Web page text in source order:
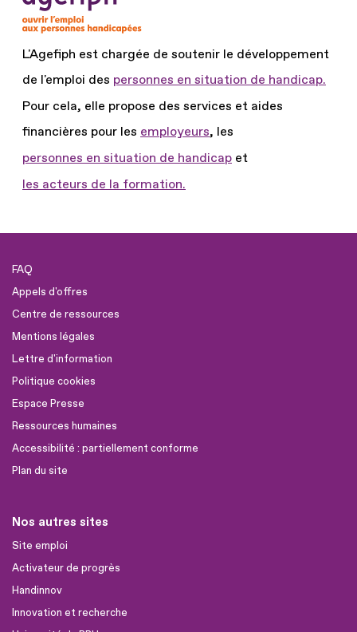
L'Agefiph est chargée de soutenir le développement
de l'emploi des personnes en situation de handicap.
Pour cela, elle propose des services et aides
financières pour les employeurs, les
personnes en situation de handicap et
les acteurs de la formation.
FAQ
Appels d'offres
Centre de ressources
Mentions légales
Lettre d'information
Politique cookies
Espace Presse
Ressources humaines
Accessibilité : partiellement conforme
Plan du site
Nos autres sites
Site emploi
Activateur de progrès
Handinnov
Innovation et recherche